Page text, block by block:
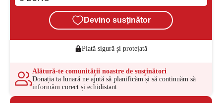
Devino susținător
Plată sigură și protejată
Alătură-te comunității noastre de susținători
Donația ta lunară ne ajută să planificăm și să continuăm să
informăm corect și echidistant